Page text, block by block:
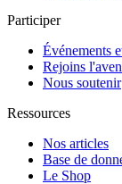
Participer
Événements
Rejoins
Nous soutenir
Ressources
Nos articles
Base de
Le Shop